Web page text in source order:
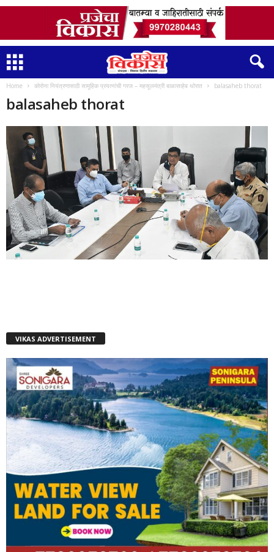
Home कोरोना नियंत्रणासाठी सामूहिक प्रयत्नांची गरज – महसूलमंत्री बाळासाहेब थोरात balasaheb thorat
balasaheb thorat
VIKAS ADVERTISEMENT